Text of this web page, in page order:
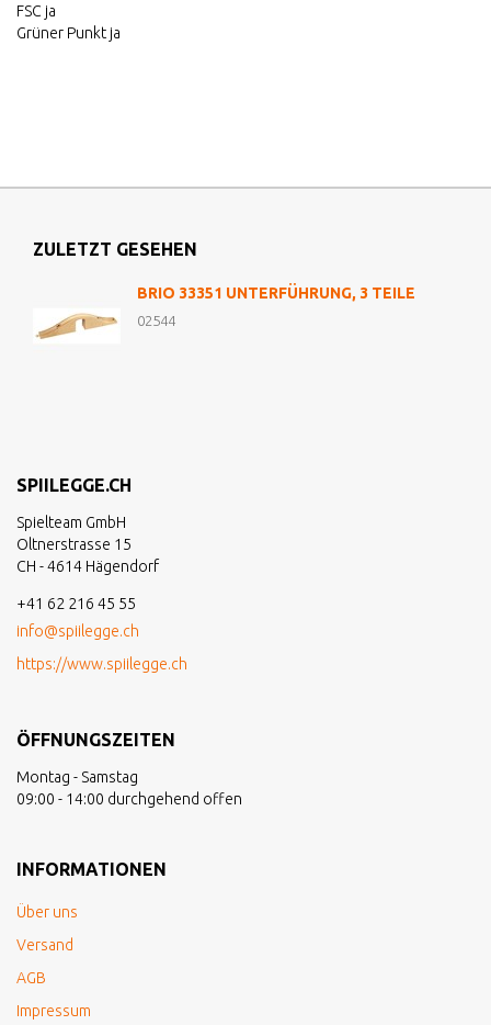
FSC ja
Grüner Punkt ja
ZULETZT GESEHEN
BRIO 33351 UNTERFÜHRUNG, 3 TEILE
02544
SPIILEGGE.CH
Spielteam GmbH
Oltnerstrasse 15
CH - 4614 Hägendorf
+41 62 216 45 55
info@spiilegge.ch
https://www.spiilegge.ch
ÖFFNUNGSZEITEN
Montag - Samstag
09:00 - 14:00 durchgehend offen
INFORMATIONEN
Über uns
Versand
AGB
Impressum